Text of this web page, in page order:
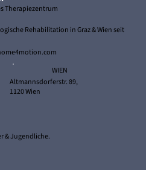
Therapiezentrum
Rehabilitation in Graz & Wien seit
WIEN
Altmannsdorferstr. 89,
1120 Wien
& Jugendliche.